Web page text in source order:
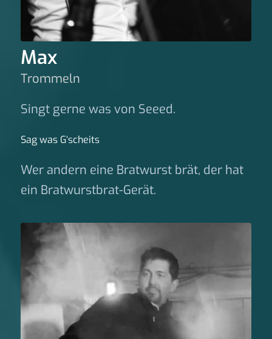
Max
Trommeln
Singt gerne was von Seeed.
Sag was G‘scheits
Wer andern eine Bratwurst brät, der hat
ein Bratwurstbrat-Gerät.